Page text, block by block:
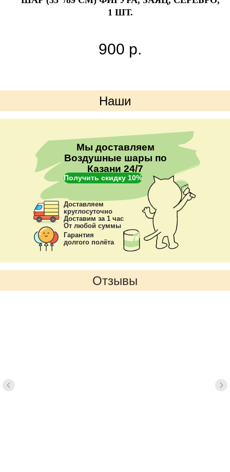
1 ШТ.
900 р.
Наши
преимущества
Мы доставляем
Воздушные шары по
Казани 24/7
Получить скидку 10%
Доставляем
круглосуточно
Доставим за 1 час
От любой суммы
Гарантия
долгого полёта
Отзывы